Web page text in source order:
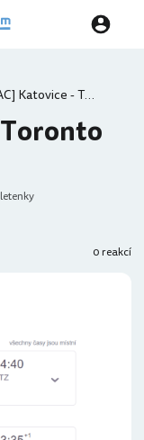
[LH+AC] Katovice - Toronto (Island) 8.008 Kč
0 reakcí